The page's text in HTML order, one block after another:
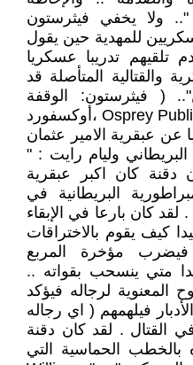
".. ولا يخفي فيثرستون
للمهدية حين يقول
تدريبا عسكريا
والقتالية المتأصلة قد
( فيثرستون: الوقفة
الاخيرة للجنرال غردون، Osprey Publishing ،أوكسفورد
1993 ) .. اما عن عبقرية الامير عثمان
وليام رايت : "
دقنة كان اكبر عبقرية
البريطانية في
كان بارعا في الإبقاء
كيف يقوم بالاختراقات
فيضرب مؤخرة المربع
متي ينسحب بقواته ..
المعنوية لرجاله فيؤكد
فيلهمهم ( اي رجاله
القتال . لقد كان دقنة
الحماسية التي